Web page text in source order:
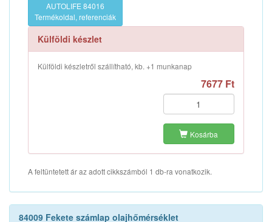
AUTOLIFE 84016
Termékoldal, referenciák
Külföldi készlet
Külföldi készletről szállítható, kb. +1 munkanap
7677 Ft
Kosárba
A feltüntetett ár az adott cikkszámból 1 db-ra vonatkozik.
84009 Fekete számlap olajhőmérséklet